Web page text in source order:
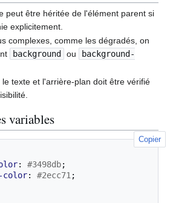
peut être héritée de l'élément parent si
explicitement.
complexes, comme les dégradés, on
background ou
background-
texte et l'arrière-plan doit être vérifié
variables
: #3498db;
color: #2ecc71 ;
Copier